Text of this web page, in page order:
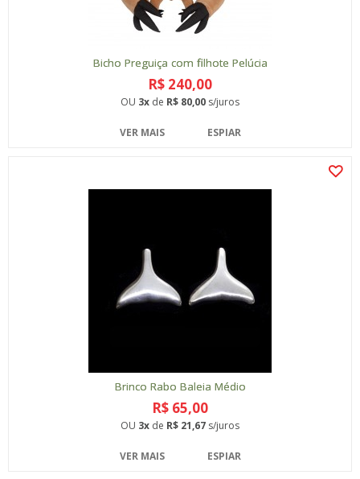
Bicho Preguiça com filhote Pelúcia
R$ 240,00
OU 3x de R$ 80,00 s/juros
VER MAIS ESPIAR
Brinco Rabo Baleia Médio
R$ 65,00
OU 3x de R$ 21,67 s/juros
VER MAIS ESPIAR